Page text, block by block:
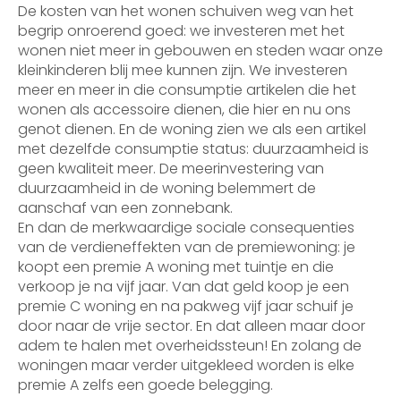
De kosten van het wonen schuiven weg van het
begrip onroerend goed: we investeren met het
wonen niet meer in gebouwen en steden waar onze
kleinkinderen blij mee kunnen zijn. We investeren
meer en meer in die consumptie artikelen die het
wonen als accessoire dienen, die hier en nu ons
genot dienen. En de woning zien we als een artikel
met dezelfde consumptie status: duurzaamheid is
geen kwaliteit meer. De meerinvestering van
duurzaamheid in de woning belemmert de
aanschaf van een zonnebank.
En dan de merkwaardige sociale consequenties
van de verdieneffekten van de premiewoning: je
koopt een premie A woning met tuintje en die
verkoop je na vijf jaar. Van dat geld koop je een
premie C woning en na pakweg vijf jaar schuif je
door naar de vrije sector. En dat alleen maar door
adem te halen met overheidssteun! En zolang de
woningen maar verder uitgekleed worden is elke
premie A zelfs een goede belegging.